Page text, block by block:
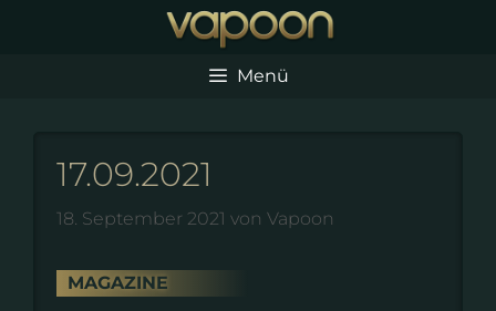
Menü
17.09.2021
18. September 2021 von Vapoon
MAGAZINE